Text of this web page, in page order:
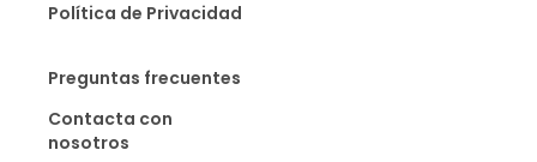
Política de Privacidad
Preguntas frecuentes
Contacta con
nosotros